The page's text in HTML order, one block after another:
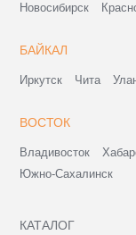
Новосибирск
БАЙКАЛ
Иркутск Чита
ВОСТОК
Владивосток
Южно-Сахалинск
КАТАЛОГ